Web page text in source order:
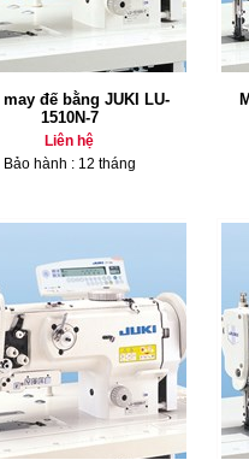
may đế bằng JUKI LU-
1510N-7
Liên hệ
Bảo hành : 12 tháng